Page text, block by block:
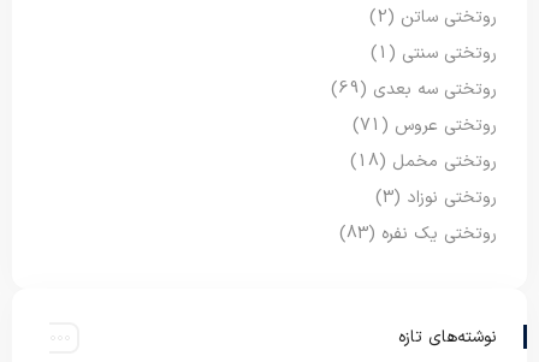
روتختی ساتن (2)
روتختی سنتی (1)
روتختی سه بعدی (69)
روتختی عروس (71)
روتختی مخمل (18)
روتختی نوزاد (3)
روتختی یک نفره (83)
نوشته‌های تازه